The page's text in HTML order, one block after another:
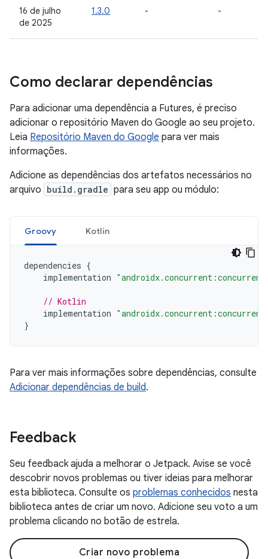
16 de julho
de 2025
1.3.0 - -
Como declarar dependências
Para adicionar uma dependência a Futures, é preciso
adicionar o repositório Maven do Google ao seu projeto.
Leia Repositório Maven do Google para ver mais
informações.
Adicione as dependências dos artefatos necessários no
arquivo build.gradle para seu app ou módulo:
Groovy Kotlin
dependencies {
implementation
// Kotlin
implementation
}
Para ver mais informações sobre dependências, consulte
Adicionar dependências de build.
Feedback
Seu feedback ajuda a melhorar o Jetpack. Avise se você
descobrir novos problemas ou tiver ideias para melhorar
esta biblioteca. Consulte os problemas conhecidos nesta
biblioteca antes de criar um novo. Adicione seu voto a um
problema clicando no botão de estrela.
Criar novo problema